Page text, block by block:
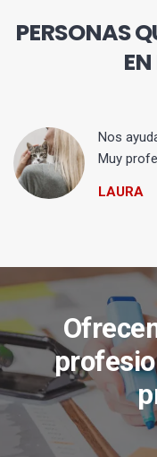
PERSONAS
Nos
Muy
LAURA